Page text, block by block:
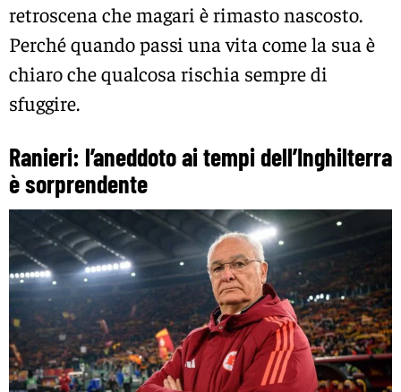
retroscena che magari è rimasto nascosto.
Perché quando passi una vita come la sua è
chiaro che qualcosa rischia sempre di
sfuggire.
Ranieri: l’aneddoto ai tempi dell’Inghilterra
è sorprendente